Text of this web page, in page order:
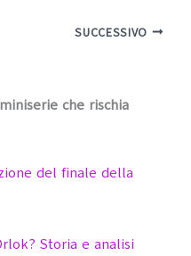
SUCCESSIVO
che rischia
del finale della
Storia e analisi